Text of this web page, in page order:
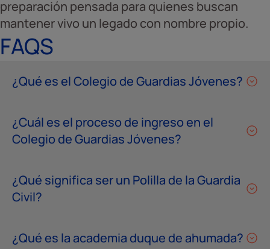
preparación pensada para quienes buscan
mantener vivo un legado con nombre propio.
FAQS
¿Qué es el Colegio de Guardias Jóvenes?
¿Cuál es el proceso de ingreso en el
Colegio de Guardias Jóvenes?
¿Qué significa ser un Polilla de la Guardia
Civil?
¿Qué es la academia duque de ahumada?